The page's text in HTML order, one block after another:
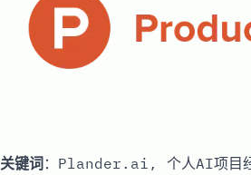
关键词 ：Plander.ai, 个人AI项目